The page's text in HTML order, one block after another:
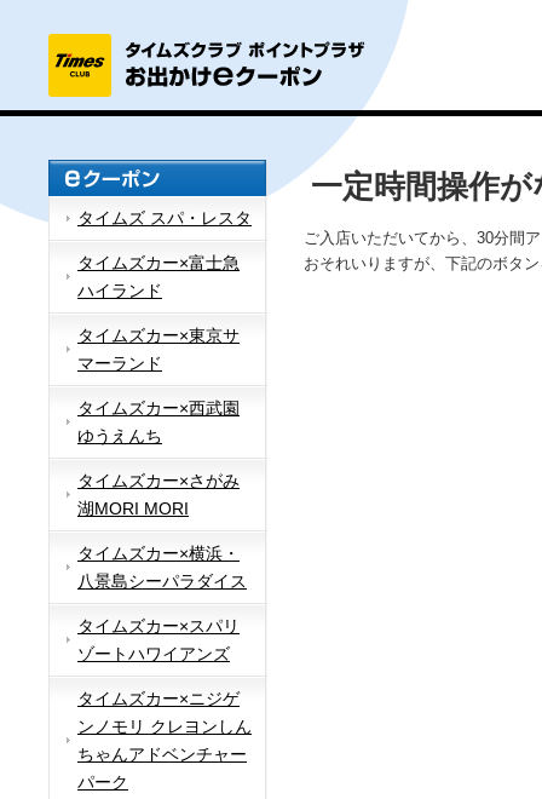
タイムズ スパ・レスタ
タイムズカー×富士急
ハイランド
タイムズカー×東京サ
マーランド
タイムズカー×西武園
ゆうえんち
タイムズカー×さがみ
湖MORI MORI
タイムズカー×横浜・
八景島シーパラダイス
タイムズカー×スパリ
ゾートハワイアンズ
タイムズカー×ニジゲ
ンノモリ クレヨンしん
ちゃんアドベンチャー
パーク
一定時間操作
ご入店いただいてから、30分間
おそれいりますが、下記のボタ